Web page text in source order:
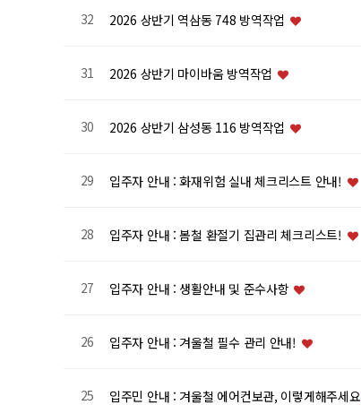
32 2026 상반기 역삼동 748 방역작업
31 2026 상반기 마이바움 방역작업
30 2026 상반기 삼성동 116 방역작업
29 입주자 안내 : 화재위험 실내 체크리스트 안내!
28 입주자 안내 : 봄철 환절기 집관리 체크리스트!
27 입주자 안내 : 생활안내 및 준수사항
26 입주자 안내 : 겨울철 필수 관리 안내!
25 입주민 안내 : 겨울철 에어컨보관, 이렇게해주세요